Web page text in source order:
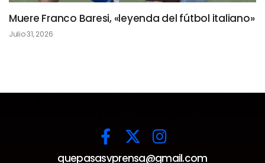
Muere Franco Baresi, «leyenda del fútbol italiano»
Julio 31, 2026
quepasasvprensa@gmail.com